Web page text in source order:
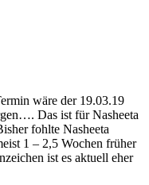
wäre der 19.03.19
Das ist für Nasheeta
fohlte Nasheeta
1 – 2,5 Wochen früher
ist es aktuell eher